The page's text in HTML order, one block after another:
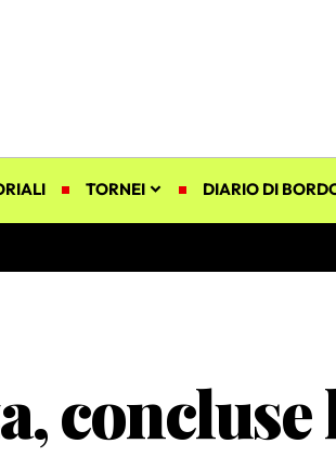
TORNEI DIARIO DI
concluse